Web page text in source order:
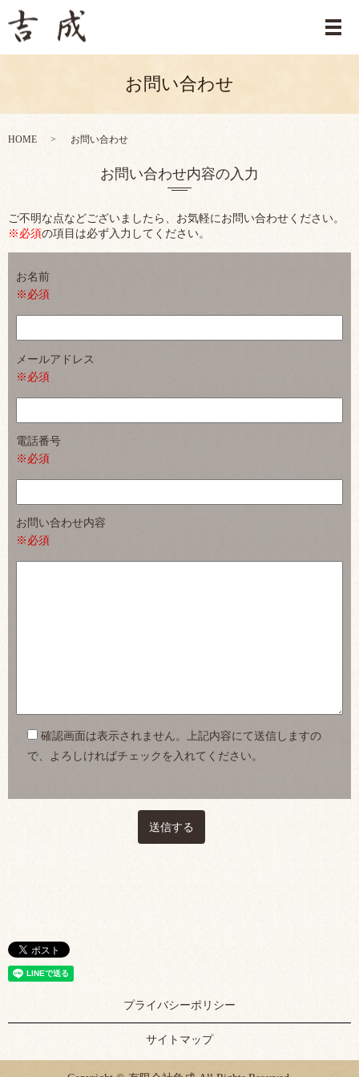
メ
お問い合わせ
HOME お問い合わせ
お問い合わせ内容の入力
ご不明な点などございましたら、お気軽にお問い合わせください。
※必須の項目は必ず入力してください。
お名前
※必須
メールアドレス
※必須
電話番号
※必須
お問い合わせ内容
※必須
確認画面は表示されません。上記内容にて送信しますの
で、よろしければチェックを入れてください。
プライバシーポリシー
サイトマップ